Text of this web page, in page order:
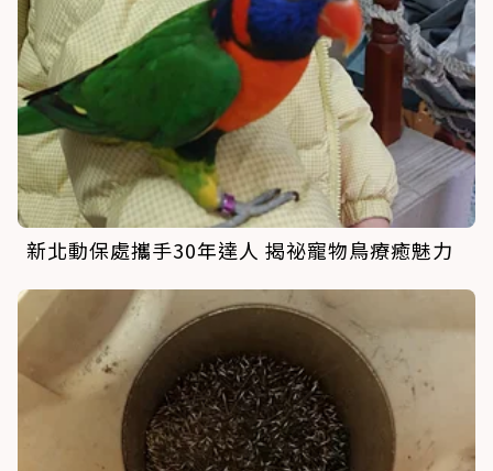
新北動保處攜手30年達人 揭祕寵物鳥療癒魅力